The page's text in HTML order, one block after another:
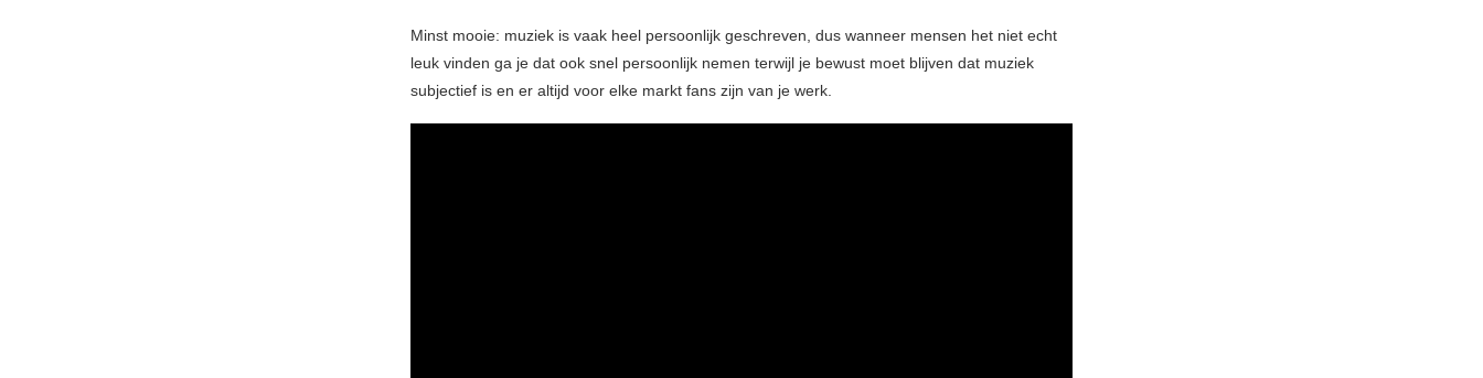
Minst mooie: muziek is vaak heel persoonlijk geschreven, dus wanneer mensen het niet echt
leuk vinden ga je dat ook snel persoonlijk nemen terwijl je bewust moet blijven dat muziek
subjectief is en er altijd voor elke markt fans zijn van je werk.